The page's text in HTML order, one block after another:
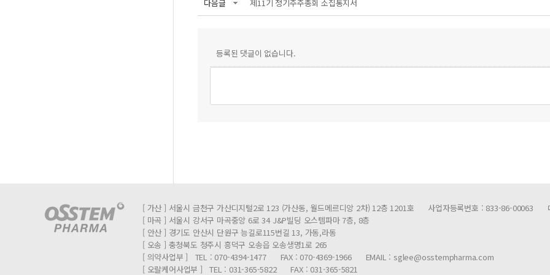
다음글
제11기 정기주주총회 소집통지서
등록된 댓글이 없습니다.
[ 가산 ] 서울시 금천구 가산디지털2로 123 (가산동, 월드메르디앙 2차) 12층 1201호 사업자등록번호 : 833-86-00063
[ 마곡 ] 서울시 강서구 마곡중앙 6로 34​ J&P빌딩 오스템파마 7층, 8층
[ 안산 ] 경기도 안산시 단원구 능길로115번길 13, 가동,라동
[ 오송 ] 충청북도 청주시 흥덕구 오송읍 오송생명1로 265
[ 의약사업부 ] TEL : 070-4394-1477 FAX : 070-4369-1966 EMAIL : sglee@osstempharma.com
[ 오랄케어사업부 ] TEL : 031-365-5822 FAX : 031-365-5821